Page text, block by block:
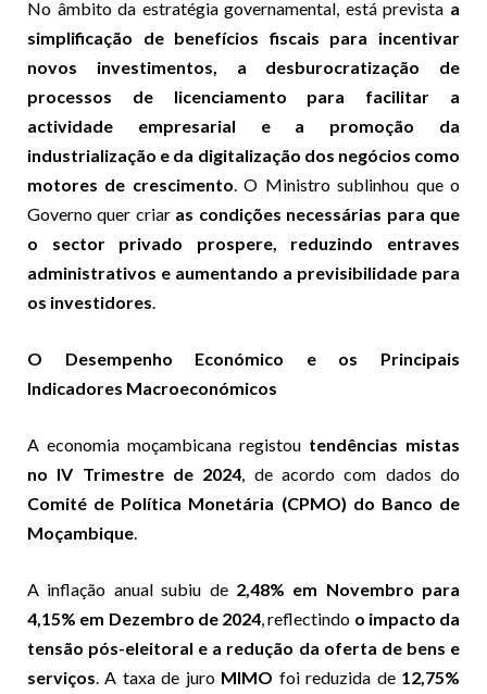
No âmbito da estratégia governamental, está prevista a
simplificação de benefícios fiscais para incentivar
novos investimentos, a desburocratização de
processos de licenciamento para facilitar a
actividade empresarial e a promoção da
industrialização e da digitalização dos negócios como
motores de crescimento. O Ministro sublinhou que o
Governo quer criar as condições necessárias para que
o sector privado prospere, reduzindo entraves
administrativos e aumentando a previsibilidade para
os investidores.
O Desempenho Económico e os Principais
Indicadores Macroeconómicos
A economia moçambicana registou tendências mistas
no IV Trimestre de 2024, de acordo com dados do
Comité de Política Monetária (CPMO) do Banco de
Moçambique.
A inflação anual subiu de 2,48% em Novembro para
4,15% em Dezembro de 2024, reflectindo o impacto da
tensão pós-eleitoral e a redução da oferta de bens e
serviços. A taxa de juro MIMO foi reduzida de 12,75%